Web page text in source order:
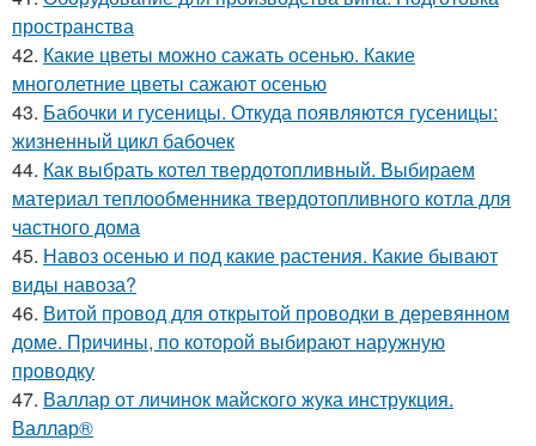
пространства
42. Какие цветы можно сажать осенью. Какие
многолетние цветы сажают осенью
43. Бабочки и гусеницы. Откуда появляются гусеницы:
жизненный цикл бабочек
44. Как выбрать котел твердотопливный. Выбираем
материал теплообменника твердотопливного котла для
частного дома
45. Навоз осенью и под какие растения. Какие бывают
виды навоза?
46. Витой провод для открытой проводки в деревянном
доме. Причины, по которой выбирают наружную
проводку
47. Валлар от личинок майского жука инструкция.
Валлар®